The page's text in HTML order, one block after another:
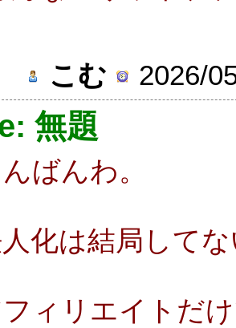
こむ
2026/
無題
ばんわ。
化は結局して
ィリエイトだ